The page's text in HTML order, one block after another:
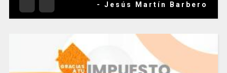
- Jesús Martín Barbero